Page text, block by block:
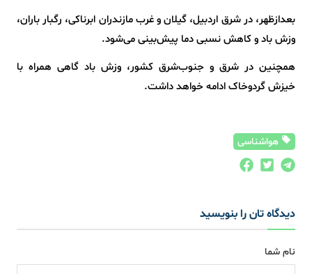
بعدازظهر، در شرق اردبیل، گیلان و غرب مازندران ابرناکی، رگبار باران،
وزش باد و کاهش نسبی دما پیش‌بینی می‌شود.
همچنین در شرق و جنوب‌شرق کشور، وزش باد گاهی همراه با
خیزش گردوخاک ادامه خواهد داشت.
هواشناسی
دیدگاه تان را بنویسید
نام شما